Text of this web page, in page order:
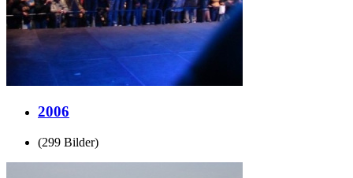
2006
(299 Bilder)